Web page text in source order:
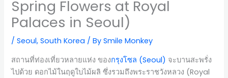
Spring Flowers at Royal
Palaces in Seoul)
/Seoul,South Korea / BySmile Monkey
สถานที่ท่องเที่ยวหลายแห่ง ของกรุงโซล (Seoul) จะบานสะพรั่ง
ไปด้วย ดอกไม้ในฤดูใบไม้ผลิ ซึ่งรวมถึงพระราชวังหลวง (Royal